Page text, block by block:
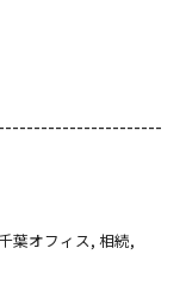
葉オフィス 相続